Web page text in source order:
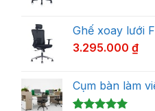
Ghế xoay lưới
3.295.000 ₫
Cụm bàn làm